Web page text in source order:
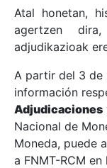
Erakutsi/
Erakutsi/
Erakutsi/
Erakutsi/
Atal honetan,
agertzen
adjudikazioak
A partir del 3 de
información
Adjudicaciones
Nacional de
Moneda, puede
a FNMT-RCM